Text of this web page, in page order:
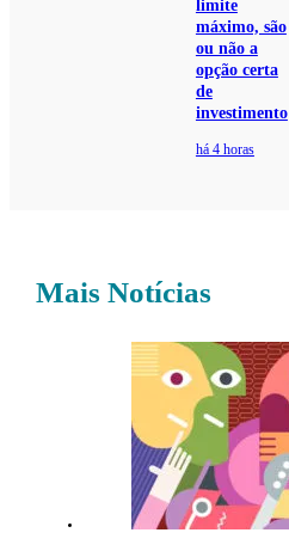
limite
máximo, são
ou não a
opção certa
de
investimento
há 4 horas
Mais Notícias